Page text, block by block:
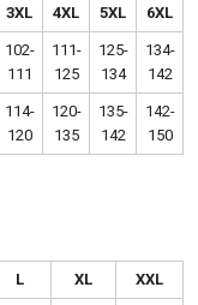
3XL 4XL 5XL 6XL
102-
111
111-
125
125-
134
134-
142
114-
120
120-
135
135-
142
142-
150
L XL XXL